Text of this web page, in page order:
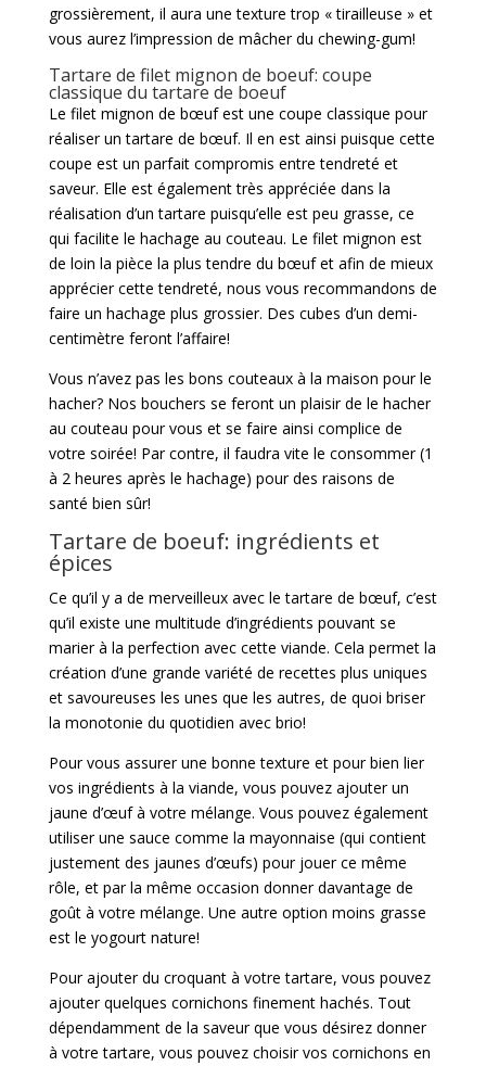
grossièrement, il aura une texture trop « tirailleuse » et
vous aurez l’impression de mâcher du chewing-gum!
Tartare de filet mignon de boeuf: coupe
classique du tartare de boeuf
Le filet mignon de bœuf est une coupe classique pour
réaliser un tartare de bœuf. Il en est ainsi puisque cette
coupe est un parfait compromis entre tendreté et
saveur. Elle est également très appréciée dans la
réalisation d’un tartare puisqu’elle est peu grasse, ce
qui facilite le hachage au couteau. Le filet mignon est
de loin la pièce la plus tendre du bœuf et afin de mieux
apprécier cette tendreté, nous vous recommandons de
faire un hachage plus grossier. Des cubes d’un demi-
centimètre feront l’affaire!
Vous n’avez pas les bons couteaux à la maison pour le
hacher? Nos bouchers se feront un plaisir de le hacher
au couteau pour vous et se faire ainsi complice de
votre soirée! Par contre, il faudra vite le consommer (1
à 2 heures après le hachage) pour des raisons de
santé bien sûr!
Tartare de boeuf: ingrédients et
épices
Ce qu’il y a de merveilleux avec le tartare de bœuf, c’est
qu’il existe une multitude d’ingrédients pouvant se
marier à la perfection avec cette viande. Cela permet la
création d’une grande variété de recettes plus uniques
et savoureuses les unes que les autres, de quoi briser
la monotonie du quotidien avec brio!
Pour vous assurer une bonne texture et pour bien lier
vos ingrédients à la viande, vous pouvez ajouter un
jaune d’œuf à votre mélange. Vous pouvez également
utiliser une sauce comme la mayonnaise (qui contient
justement des jaunes d’œufs) pour jouer ce même
rôle, et par la même occasion donner davantage de
goût à votre mélange. Une autre option moins grasse
est le yogourt nature!
Pour ajouter du croquant à votre tartare, vous pouvez
ajouter quelques cornichons finement hachés. Tout
dépendamment de la saveur que vous désirez donner
à votre tartare, vous pouvez choisir vos cornichons en